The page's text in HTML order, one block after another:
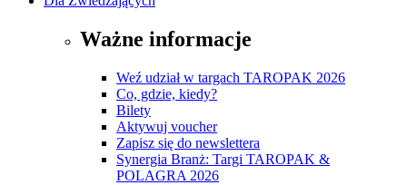
Ważne informacje
Weź udział w targach TAROPAK 2026
Co, gdzie, kiedy?
Bilety
Aktywuj voucher
Zapisz się do newslettera
Synergia Branż: Targi TAROPAK &
POLAGRA 2026